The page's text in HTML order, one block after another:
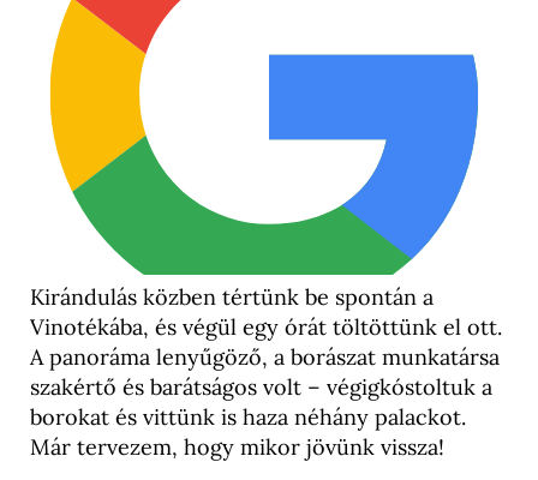
Kirándulás közben tértünk be spontán a
Vinotékába, és végül egy órát töltöttünk el ott.
A panoráma lenyűgöző, a borászat munkatársa
szakértő és barátságos volt – végigkóstoltuk a
borokat és vittünk is haza néhány palackot.
Már tervezem, hogy mikor jövünk vissza!